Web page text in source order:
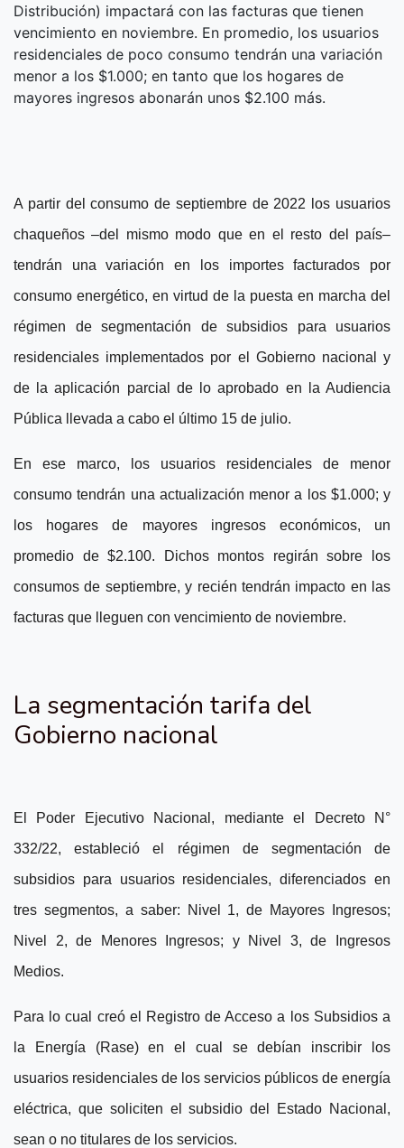
Distribución) impactará con las facturas que tienen
vencimiento en noviembre. En promedio, los usuarios
residenciales de poco consumo tendrán una variación
menor a los $1.000; en tanto que los hogares de
mayores ingresos abonarán unos $2.100 más.
A partir del consumo de septiembre de 2022 los usuarios
chaqueños –del mismo modo que en el resto del país–
tendrán una variación en los importes facturados por
consumo energético, en virtud de la puesta en marcha del
régimen de segmentación de subsidios para usuarios
residenciales implementados por el Gobierno nacional y
de la aplicación parcial de lo aprobado en la Audiencia
Pública llevada a cabo el último 15 de julio.
En ese marco, los usuarios residenciales de menor
consumo tendrán una actualización menor a los $1.000; y
los hogares de mayores ingresos económicos, un
promedio de $2.100. Dichos montos regirán sobre los
consumos de septiembre, y recién tendrán impacto en las
facturas que lleguen con vencimiento de noviembre.
La segmentación tarifa del
Gobierno nacional
El Poder Ejecutivo Nacional, mediante el Decreto N°
332/22, estableció el régimen de segmentación de
subsidios para usuarios residenciales, diferenciados en
tres segmentos, a saber: Nivel 1, de Mayores Ingresos;
Nivel 2, de Menores Ingresos; y Nivel 3, de Ingresos
Medios.
Para lo cual creó el Registro de Acceso a los Subsidios a
la Energía (Rase) en el cual se debían inscribir los
usuarios residenciales de los servicios públicos de energía
eléctrica, que soliciten el subsidio del Estado Nacional,
sean o no titulares de los servicios.